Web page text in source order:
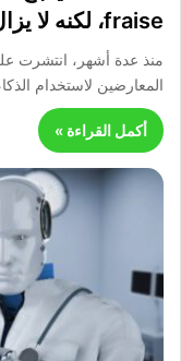
fraise، لكنه لا يزال يخطئ في كلمات أخرى
منذ عدة أشهر، انتشرت
المعارضين لاستخدام
أكمل القراءة »